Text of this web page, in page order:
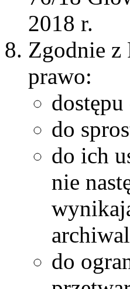
2018 r.
Zgodnie z
prawo:
do
do ich
nie
do